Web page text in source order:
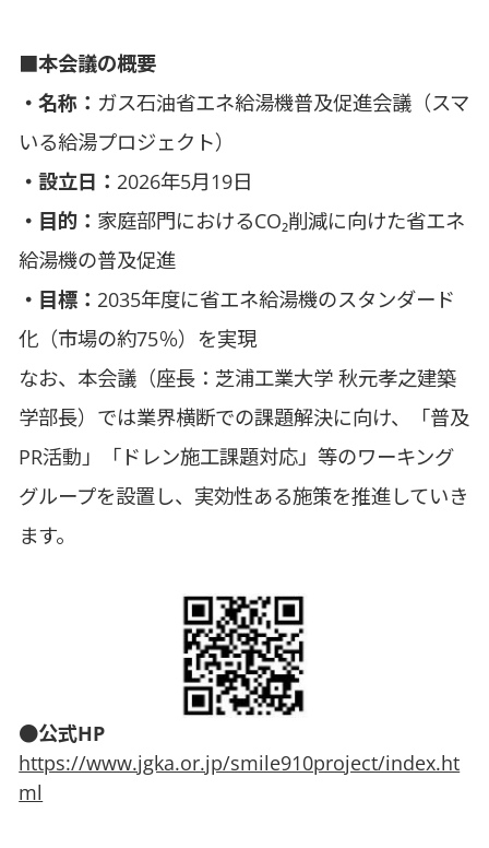
■本会議の概要
・名称： ガス石油省エネ給湯機普及促進会議（スマ
いる給湯プロジェクト）
・設立日： 2026年5月19日
・目的： 家庭部門におけるCO₂削減に向けた省エネ
給湯機の普及促進
・目標： 2035年度に省エネ給湯機のスタンダード
化（市場の約75％）を実現
なお、本会議（座長：芝浦工業大学 秋元孝之建築
学部長）では業界横断での課題解決に向け、「普及
PR活動」「ドレン施工課題対応」等のワーキング
グループを設置し、実効性ある施策を推進していき
ます。
●公式HP
https://www.jgka.or.jp/smile910project/index.ht
ml